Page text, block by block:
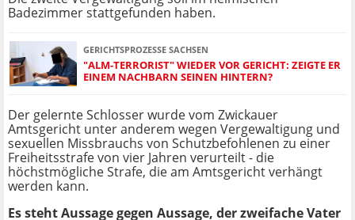
Badezimmer stattgefunden haben.
GERICHTSPROZESSE SACHSEN
"ALM-TERRORIST" WIEDER VOR GERICHT: ZEIGTE ER
EINEM NACHBARN SEINEN HINTERN?
Der gelernte Schlosser wurde vom Zwickauer
Amtsgericht unter anderem wegen Vergewaltigung und
sexuellen Missbrauchs von Schutzbefohlenen zu einer
Freiheitsstrafe von vier Jahren verurteilt - die
höchstmögliche Strafe, die am Amtsgericht verhängt
werden kann.
Es steht Aussage gegen Aussage, der zweifache Vater